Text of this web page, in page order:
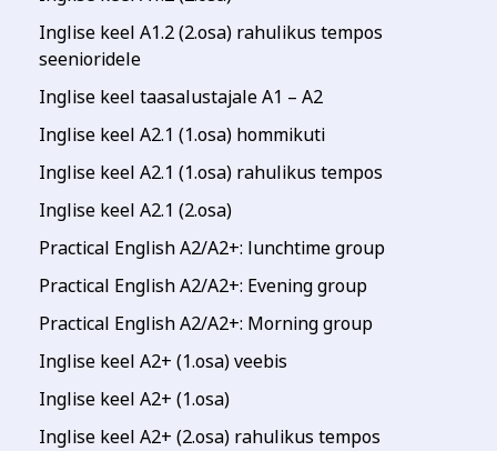
Inglise keel A1.2 (2.osa) rahulikus tempos
seenioridele
Inglise keel taasalustajale A1 – A2
Inglise keel A2.1 (1.osa) hommikuti
Inglise keel A2.1 (1.osa) rahulikus tempos
Inglise keel A2.1 (2.osa)
Practical English A2/A2+: lunchtime group
Practical English A2/A2+: Evening group
Practical English A2/A2+: Morning group
Inglise keel A2+ (1.osa) veebis
Inglise keel A2+ (1.osa)
Inglise keel A2+ (2.osa) rahulikus tempos